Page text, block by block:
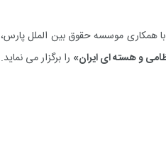
همکاری موسسه حقوق بین الملل پارس،
و هسته ای ایران» را برگزار می نماید.